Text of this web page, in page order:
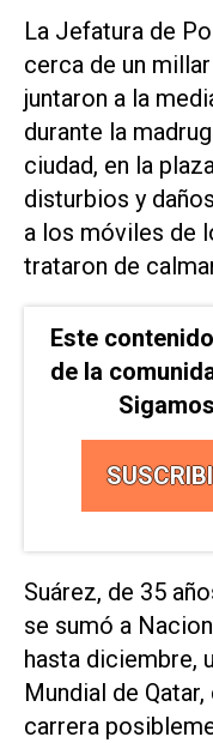
La Jefatura de
cerca de un
juntaron a la
durante la
ciudad, en la
disturbios y
a los móviles de
trataron de
Este
de la
Suárez, de 35
se sumó a
hasta diciembre,
Mundial de
carrera